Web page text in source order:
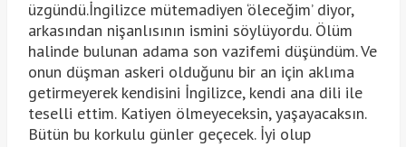
üzgündü.İngilizce mütemadiyen ‘öleceğim’ diyor,
arkasından nişanlısının ismini söylüyordu. Ölüm
halinde bulunan adama son vazifemi düşündüm. Ve
onun düşman askeri olduğunu bir an için aklıma
getirmeyerek kendisini İngilizce, kendi ana dili ile
teselli ettim. Katiyen ölmeyeceksin, yaşayacaksın.
Bütün bu korkulu günler geçecek. İyi olup